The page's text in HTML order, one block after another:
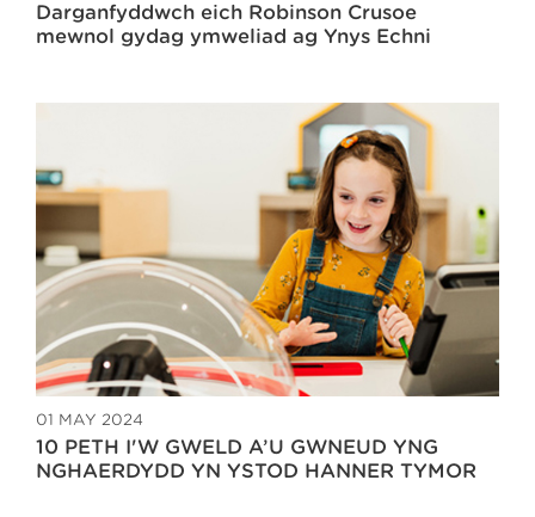
Darganfyddwch eich Robinson Crusoe
mewnol gydag ymweliad ag Ynys Echni
01 MAY 2024
10 PETH I'W GWELD A’U GWNEUD YNG
NGHAERDYDD YN YSTOD HANNER TYMOR